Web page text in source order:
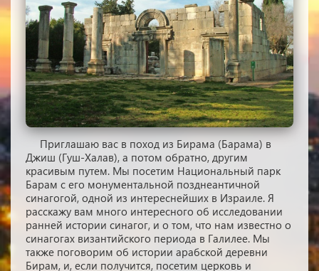
Приглашаю вас в поход из Бирама (Барама) в
Джиш (Гуш-Халав), а потом обратно, другим
красивым путем. Мы посетим Национальный парк
Барам с его монументальной позднеантичной
синагогой, одной из интереснейших в Израиле. Я
расскажу вам много интересного об исследовании
ранней истории синагог, и о том, что нам известно о
синагогах византийского периода в Галилее. Мы
также поговорим об истории арабской деревни
Бирам, и, если получится, посетим церковь и